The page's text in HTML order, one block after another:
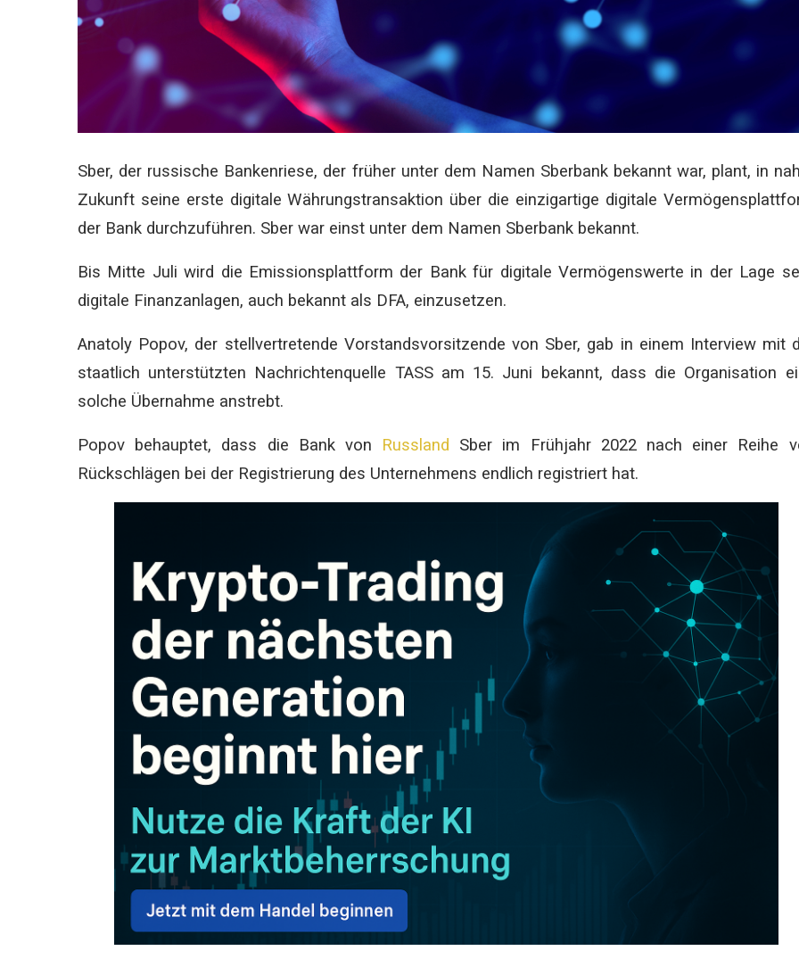
Sber, der russische Bankenriese, der früher unter dem Namen Sberbank bekannt war, plant, in
Zukunft seine erste digitale Währungstransaktion über die einzigartige digitale
der Bank durchzuführen. Sber war einst unter dem Namen Sberbank bekannt.
Bis Mitte Juli wird die Emissionsplattform der Bank für digitale Vermögenswerte in der Lage
digitale Finanzanlagen, auch bekannt als DFA, einzusetzen.
Anatoly Popov, der stellvertretende Vorstandsvorsitzende von Sber, gab in einem Interview mit
staatlich unterstützten Nachrichtenquelle TASS am 15. Juni bekannt, dass die Organisation
solche Übernahme anstrebt.
Popov behauptet, dass die Bank von Russland Sber im Frühjahr 2022 nach einer Reihe
Rückschlägen bei der Registrierung des Unternehmens endlich registriert hat.